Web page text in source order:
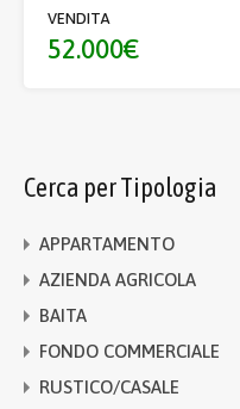
VENDITA
52.000€
Cerca per Tipologia
APPARTAMENTO
AZIENDA AGRICOLA
BAITA
FONDO COMMERCIALE
RUSTICO/CASALE